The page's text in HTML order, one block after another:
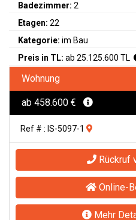
Badezimmer: 2
Etagen: 22
Kategorie: im Bau
Preis in TL: ab 25.125.600 TL
Wohnung
ab 458.600 €
Ref # : IS-5097-1
Rückruf
Online-
Mehr